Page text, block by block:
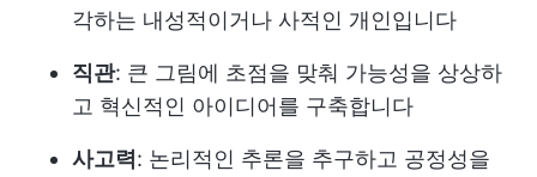
각하는 내성적이거나 사적인 개인입니다
직관: 큰 그림에 초점을 맞춰 가능성을 상상하
고 혁신적인 아이디어를 구축합니다
사고력: 논리적인 추론을 추구하고 공정성을